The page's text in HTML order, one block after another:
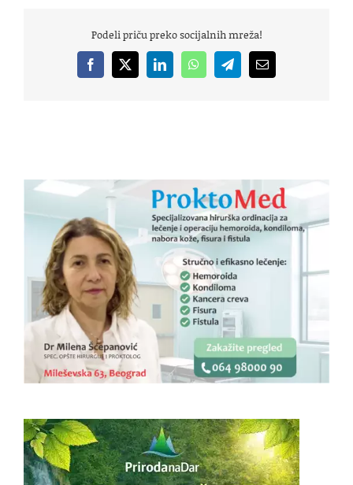
Podeli priču preko socijalnih mreža!
Facebook
X LinkedInWhatsAppTelegramEmail